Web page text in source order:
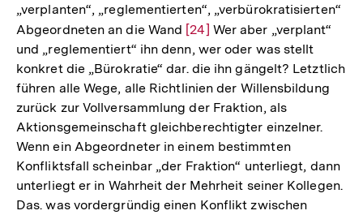
„verplanten“, „reglementierten“, „verbürokratisierten“
Abgeordneten an die Wand Zur
Auflösung
der
Fußnote
[24] Wer aber „verplant“
und „reglementiert“ ihn denn, wer oder was stellt
konkret die „Bürokratie“ dar. die ihn gängelt? Letztlich
führen alle Wege, alle Richtlinien der Willensbildung
zurück zur Vollversammlung der Fraktion, als
Aktionsgemeinschaft gleichberechtigter einzelner.
Wenn ein Abgeordneter in einem bestimmten
Konfliktsfall scheinbar „der Fraktion“ unterliegt, dann
unterliegt er in Wahrheit der Mehrheit seiner Kollegen.
Das. was vordergründig einen Konflikt zwischen